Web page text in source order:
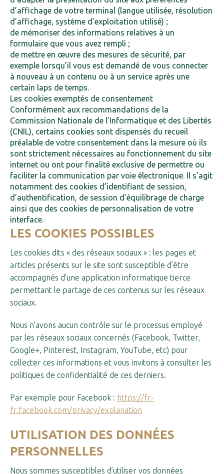
d’affichage de votre terminal (langue utilisée, résolution
d’affichage, système d’exploitation utilisé) ;
de mémoriser des informations relatives à un
formulaire que vous avez rempli ;
de mettre en œuvre des mesures de sécurité, par
exemple lorsqu’il vous est demandé de vous connecter
à nouveau à un contenu ou à un service après une
certain laps de temps.
Les cookies exemptés de consentement
Conformément aux recommandations de la
Commission Nationale de l’Informatique et des Libertés
(CNIL), certains cookies sont dispensés du recueil
préalable de votre consentement dans la mesure où ils
sont strictement nécessaires au fonctionnement du site
internet ou ont pour finalité exclusive de permettre ou
faciliter la communication par voie électronique. Il s’agit
notamment des cookies d’identifiant de session,
d’authentification, de session d’équilibrage de charge
ainsi que des cookies de personnalisation de votre
interface.
LES COOKIES POSSIBLES
Les cookies dits « des réseaux sociaux » : les pages et
articles présents sur le site sont susceptible d’être
accompagnés d’une application informatique tierce
permettant le partage de ces contenus sur les réseaux
sociaux.
Nous n’avons aucun contrôle sur le processus employé
par les réseaux sociaux concernés (Facebook, Twitter,
Google+, Pinterest, Instagram, YouTube, etc) pour
collecter ces informations et vous invitons à consulter les
politiques de confidentialité de ces derniers.
Par exemple pour Facebook : https://fr-
fr.facebook.com/privacy/explanation
UTILISATION DES DONNÉES
PERSONNELLES
Nous sommes susceptibles d’utiliser vos données